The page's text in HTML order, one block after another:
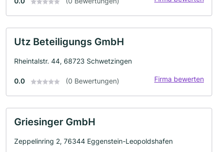
Utz Beteiligungs GmbH
Rheintalstr. 44, 68723 Schwetzingen
0.0 (0 Bewertungen) Firma bewerten
Griesinger GmbH
Zeppelinring 2, 76344 Eggenstein-Leopoldshafen